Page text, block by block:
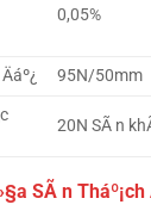
0,05%
95N/50mm
20N SÃ n
SÃ n